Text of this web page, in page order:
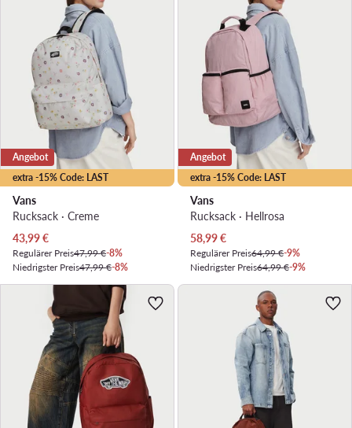
extra -15% Code: LAST
Angebot
Vans
Rucksack · Creme
Aktueller Preis
43,99€
Regulärer Preis47,99 €-8%
Niedrigster Preis47,99 €-8%
extra -15% Code: LAST
Angebot
Vans
Rucksack · Hellrosa
Aktueller Preis
58,99€
Regulärer Preis64,99 €-9%
Niedrigster Preis64,99 €-9%